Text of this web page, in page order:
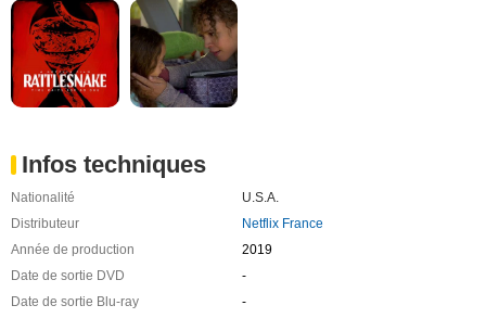
Infos techniques
Nationalité
U.S.A.
Distributeur
Netflix France
Année de production
2019
Date de sortie DVD
-
Date de sortie Blu-ray
-